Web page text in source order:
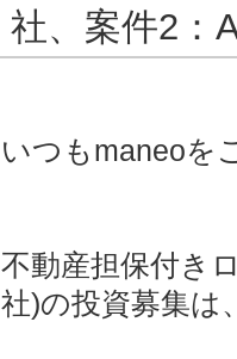
社、案件2：
いつもmaneoを
不動産担保付き
社)の投資募集は